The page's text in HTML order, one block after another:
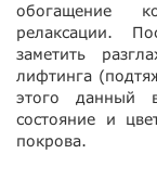
обогащение
релаксации.
заметить
лифтинга
этого данный
состояние и
покрова.